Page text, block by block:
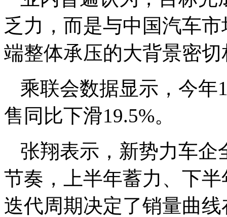
乏力，而是与中国汽车
端整体承压的大背景密切
乘联会数据显示，今年
售同比下滑19.5%。
张翔表示，新势力车企
节奏，上半年蓄力、下
迭代周期决定了销量曲